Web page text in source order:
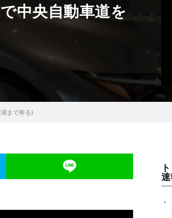
中央自動車道を
まで奔る)